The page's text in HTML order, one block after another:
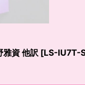
資 他訳 [LS-IU7T-